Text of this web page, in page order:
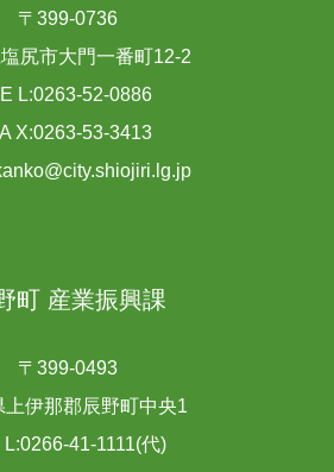
〒399-0736
尻市大門一番町12-2
L:0263-52-0886
X:0263-53-3413
町 産業振興課
〒399-0493
上伊那郡辰野町中央1
L:0266-41-1111(代)